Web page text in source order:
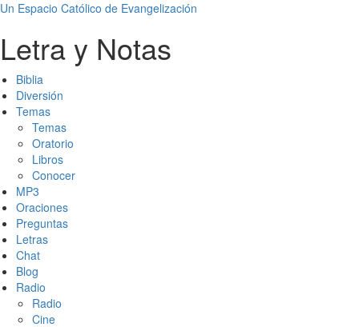
Un Espacio Católico de Evangelización
Letra y Notas
Biblia
Diversión
Temas
Temas
Oratorio
Libros
Conocer
MP3
Oraciones
Preguntas
Letras
Chat
Blog
Radio
Radio
Cine